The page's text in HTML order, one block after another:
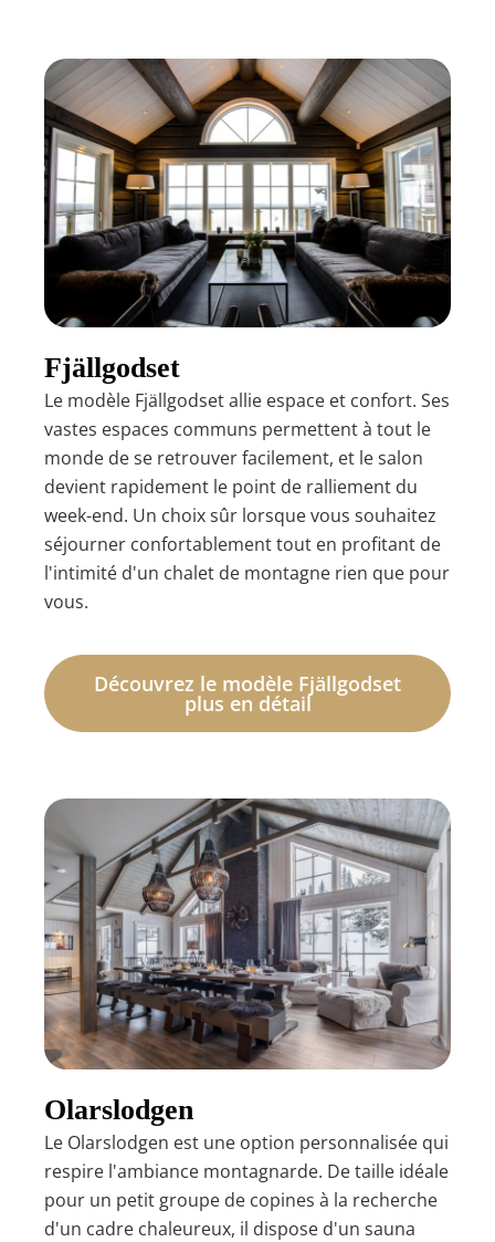
Fjällgodset
Le modèle Fjällgodset allie espace et confort. Ses
vastes espaces communs permettent à tout le
monde de se retrouver facilement, et le salon
devient rapidement le point de ralliement du
week-end. Un choix sûr lorsque vous souhaitez
séjourner confortablement tout en profitant de
l'intimité d'un chalet de montagne rien que pour
vous.
Découvrez le modèle Fjällgodset
plus en détail
Olarslodgen
Le Olarslodgen est une option personnalisée qui
respire l'ambiance montagnarde. De taille idéale
pour un petit groupe de copines à la recherche
d'un cadre chaleureux, il dispose d'un sauna